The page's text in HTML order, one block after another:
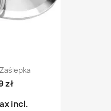
zł
incl.